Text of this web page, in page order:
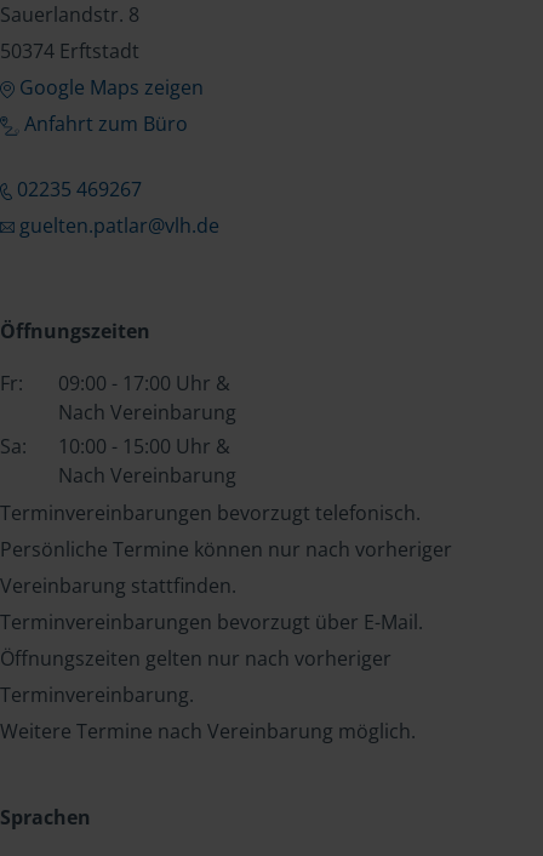
Sauerlandstr. 8
50374 Erftstadt
Google Maps zeigen
Anfahrt zum Büro
02235 469267
guelten.patlar@vlh.de
Öffnungszeiten
Fr:
09:00 - 17:00 Uhr &
Nach Vereinbarung
Sa:
10:00 - 15:00 Uhr &
Nach Vereinbarung
Terminvereinbarungen bevorzugt telefonisch.
Persönliche Termine können nur nach vorheriger
Vereinbarung stattfinden.
Terminvereinbarungen bevorzugt über E-Mail.
Öffnungszeiten gelten nur nach vorheriger
Terminvereinbarung.
Weitere Termine nach Vereinbarung möglich.
Sprachen